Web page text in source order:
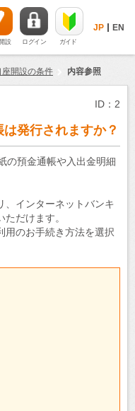
設 ログイン ガイド
JP EN
座開設の条件 内容参照
ID：2
は発行されますか？
の預金通帳や入出金明細
、インターネットバンキ
だけます。
用のお手続き方法を選択